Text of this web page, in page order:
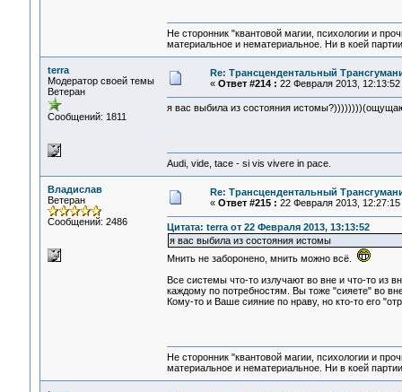
Не сторонник "квантовой магии, психологии и
материальное и нематериальное. Ни в коей
terra
Модератор своей темы
Ветеран
Сообщений: 1811
Re: Трансцендентальный
« Ответ #214 : 22 Февраля 2013, 12:13:52
я вас выбила из состояния
Audi, vide, tace - si vis vivere in pace.
Владислав
Ветеран
Сообщений: 2486
Re: Трансцендентальный
« Ответ #215 : 22 Февраля 2013, 12:27:15
Цитата: terra от 22 Февраля 2013, 13:13:52
я вас выбила из состояния истомы
Мнить не заборонено, мнить можно всё.
Все системы что-то излучают во вне и что-то из
каждому по потребностям. Вы тоже "сияете" во
Кому-то и Ваше сияние по нраву, но кто-то его
Не сторонник "квантовой магии, психологии и
материальное и нематериальное. Ни в коей